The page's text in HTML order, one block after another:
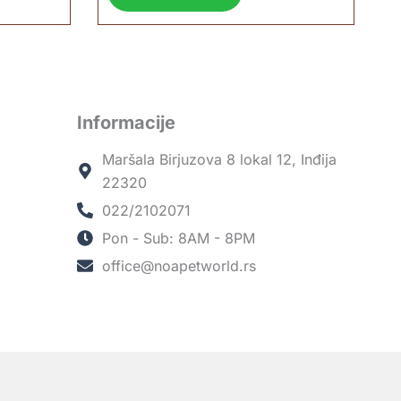
Informacije
Maršala Birjuzova 8 lokal 12, Inđija
22320
022/2102071
Pon - Sub: 8AM - 8PM
office@noapetworld.rs